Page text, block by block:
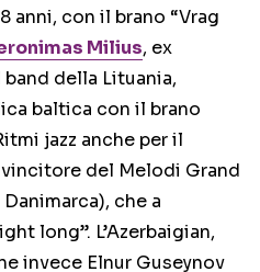
anni, con il brano “Vrag
Milius, ex
della Lituania,
baltica con il brano
jazz anche per il
vincitore del Melodi Grand
che a
long”. L’Azerbaigian,
invece Elnur Guseynov